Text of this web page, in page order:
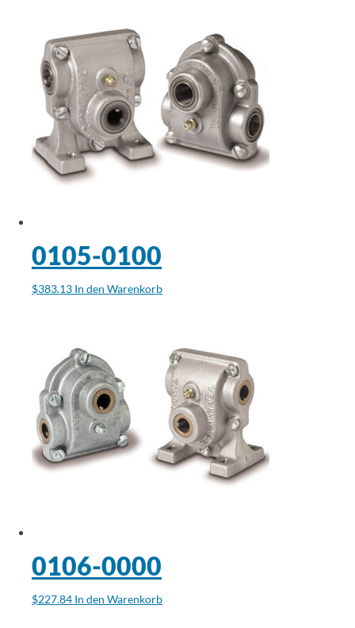
0105-0100
$383.13 In den Warenkorb
0106-0000
$227.84 In den Warenkorb
Kontakt
Neuigkeiten &
Veranstaltungen
Dealer
Portal